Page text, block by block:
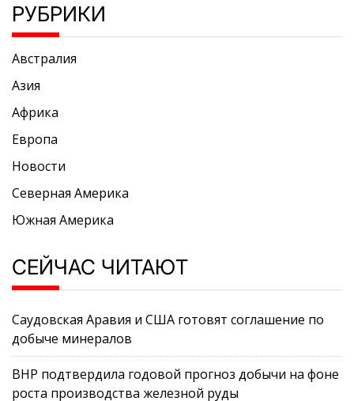
РУБРИКИ
Австралия
Азия
Африка
Европа
Новости
Северная Америка
Южная Америка
СЕЙЧАС ЧИТАЮТ
Саудовская Аравия и США готовят соглашение по
добыче минералов
BHP подтвердила годовой прогноз добычи на фоне
роста производства железной руды